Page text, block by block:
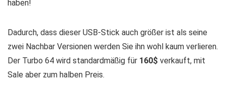
haben!
Dadurch, dass dieser USB-Stick auch größer ist als seine
zwei Nachbar Versionen werden Sie ihn wohl kaum verlieren.
Der Turbo 64 wird standardmäßig für 160$ verkauft, mit
Sale aber zum halben Preis.